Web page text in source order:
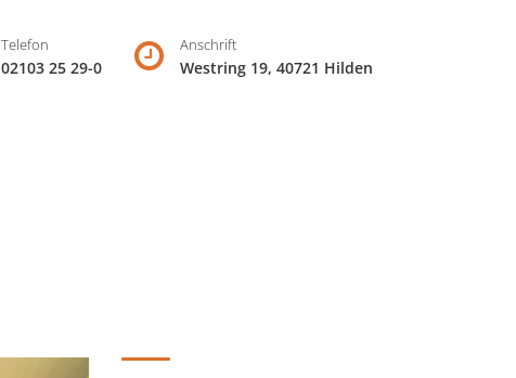
Telefon
02103 25 29-0
Anschrift
Westring 19, 40721 Hilden